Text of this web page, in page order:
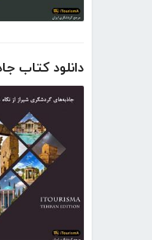
دانلود کتاب